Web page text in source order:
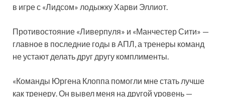
в игре с «Лидсом» лодыжку Харви Эллиот.
Противостояние «Ливерпуля» и «Манчестер Сити» —
главное в последние годы в АПЛ, а тренеры команд
не устают делать друг другу комплименты.
«Команды Юргена Клоппа помогли мне стать лучше
как тренеру. Он вывел меня на другой уровень —